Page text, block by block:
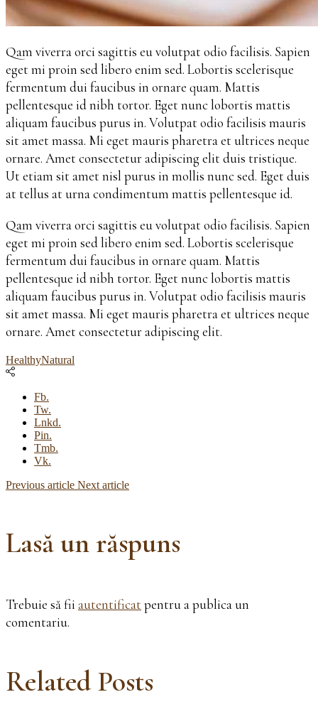
Qam viverra orci sagittis eu volutpat odio facilisis. Sapien
eget mi proin sed libero enim sed. Lobortis scelerisque
fermentum dui faucibus in ornare quam. Mattis
pellentesque id nibh tortor. Eget nunc lobortis mattis
aliquam faucibus purus in. Volutpat odio facilisis mauris
sit amet massa. Mi eget mauris pharetra et ultrices neque
ornare. Amet consectetur adipiscing elit duis tristique.
Ut etiam sit amet nisl purus in mollis nunc sed. Eget duis
at tellus at urna condimentum mattis pellentesque id.
Qam viverra orci sagittis eu volutpat odio facilisis. Sapien
eget mi proin sed libero enim sed. Lobortis scelerisque
fermentum dui faucibus in ornare quam. Mattis
pellentesque id nibh tortor. Eget nunc lobortis mattis
aliquam faucibus purus in. Volutpat odio facilisis mauris
sit amet massa. Mi eget mauris pharetra et ultrices neque
ornare. Amet consectetur adipiscing elit.
HealthyNatural
Fb.
Tw.
Lnkd.
Pin.
Tmb.
Vk.
Previous article Next article
Lasă un răspuns
Trebuie să fii autentificat pentru a publica un
comentariu.
Related Posts